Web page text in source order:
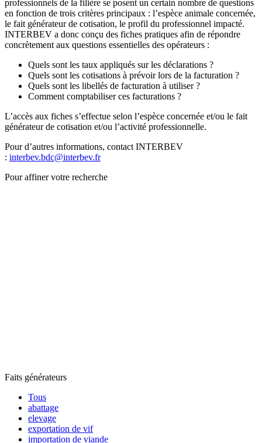
professionnels de la filière se posent un certain nombre de questions
en fonction de trois critères principaux : l’espèce animale concernée,
le fait générateur de cotisation, le profil du professionnel impacté.
INTERBEV a donc conçu des fiches pratiques afin de répondre
concrètement aux questions essentielles des opérateurs :
Quels sont les taux appliqués sur les déclarations ?
Quels sont les cotisations à prévoir lors de la facturation ?
Quels sont les libellés de facturation à utiliser ?
Comment comptabiliser ces facturations ?
L’accès aux fiches s’effectue selon l’espèce concernée et/ou le fait
générateur de cotisation et/ou l’activité professionnelle.
Pour d’autres informations, contact INTERBEV
: interbev.bdc@interbev.fr
Pour affiner votre recherche
Faits générateurs
Tous
abattage
elevage
exportation de vif
importation de viande